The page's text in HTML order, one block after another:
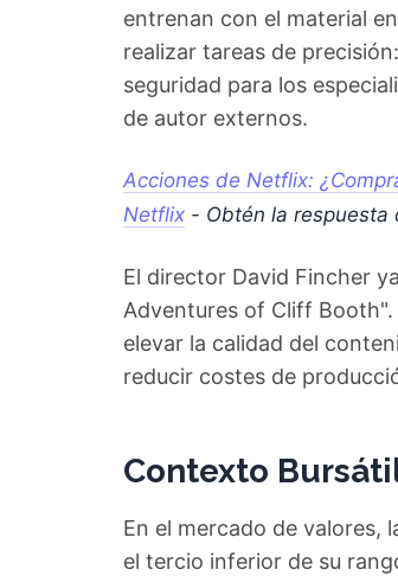
entrenan con el material
realizar tareas de
seguridad para los
de autor externos.
Acciones de Netflix:
Netflix - Obtén la respuesta
El director David Fincher
Adventures of Cliff
elevar la calidad del
reducir costes de
Contexto
En el mercado de valores,
el tercio inferior de su